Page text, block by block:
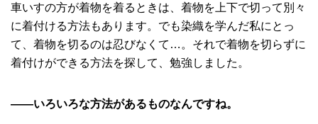
車いすの方が着物を着るときは、着物を上下で切って別々
に着付ける方法もあります。でも染織を学んだ私にとっ
て、着物を切るのは忍びなくて…。それで着物を切らずに
着付けができる方法を探して、勉強しました。
――いろいろな方法があるものなんですね。